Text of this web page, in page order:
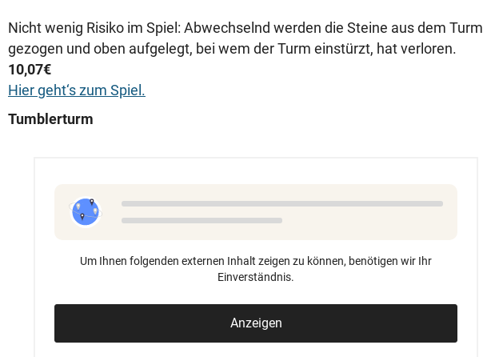
Nicht wenig Risiko im Spiel: Abwechselnd werden die Steine aus dem Turm
gezogen und oben aufgelegt, bei wem der Turm einstürzt, hat verloren.
10,07€
Hier geht‘s zum Spiel.
Tumblerturm
Um Ihnen folgenden externen Inhalt zeigen zu können, benötigen wir Ihr
Einverständnis.
Anzeigen